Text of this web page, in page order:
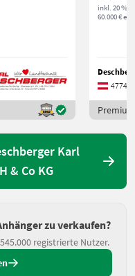
inkl. 20 %
60.000 €
4774
Karl
& Co KG
zu verkaufen?
registrierte Nutzer.